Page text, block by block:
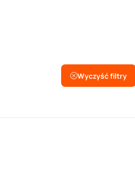
Wyczyść filtry